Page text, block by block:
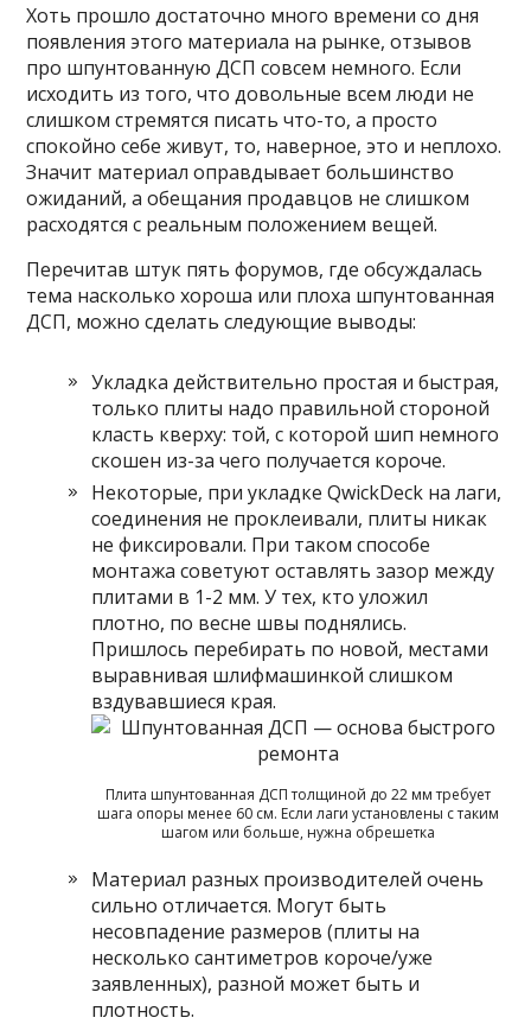
Хоть прошло достаточно много времени со дня
появления этого материала на рынке, отзывов
про шпунтованную ДСП совсем немного. Если
исходить из того, что довольные всем люди не
слишком стремятся писать что-то, а просто
спокойно себе живут, то, наверное, это и неплохо.
Значит материал оправдывает большинство
ожиданий, а обещания продавцов не слишком
расходятся с реальным положением вещей.
Перечитав штук пять форумов, где обсуждалась
тема насколько хороша или плоха шпунтованная
ДСП, можно сделать следующие выводы:
Укладка действительно простая и быстрая,
только плиты надо правильной стороной
класть кверху: той, с которой шип немного
скошен из-за чего получается короче.
Некоторые, при укладке QwickDeck на лаги,
соединения не проклеивали, плиты никак
не фиксировали. При таком способе
монтажа советуют оставлять зазор между
плитами в 1-2 мм. У тех, кто уложил
плотно, по весне швы поднялись.
Пришлось перебирать по новой, местами
выравнивая шлифмашинкой слишком
вздувавшиеся края.
Плита шпунтованная ДСП толщиной до 22 мм требует
шага опоры менее 60 см. Если лаги установлены с таким
шагом или больше, нужна обрешетка
Материал разных производителей очень
сильно отличается. Могут быть
несовпадение размеров (плиты на
несколько сантиметров короче/уже
заявленных), разной может быть и
плотность.